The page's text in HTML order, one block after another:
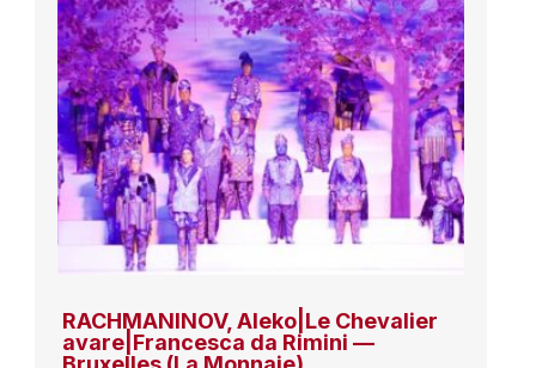
RACHMANINOV, Aleko|Le Chevalier
avare|Francesca da Rimini —